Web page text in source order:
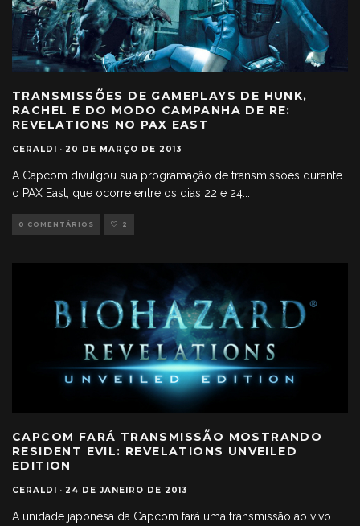
TRANSMISSÕES DE GAMEPLAYS DE HUNK,
RACHEL E DO MODO CAMPANHA DE RE:
REVELATIONS NO PAX EAST
CERALDI · 20 DE MARÇO DE 2013
A Capcom divulgou sua programação de transmissões durante
o PAX East, que ocorre entre os dias 22 e 24...
0 COMENTÁRIOS 2
CAPCOM FARÁ TRANSMISSÃO MOSTRANDO
RESIDENT EVIL: REVELATIONS UNVEILED
EDITION
CERALDI · 24 DE JANEIRO DE 2013
A unidade japonesa da Capcom fará uma transmissão ao vivo